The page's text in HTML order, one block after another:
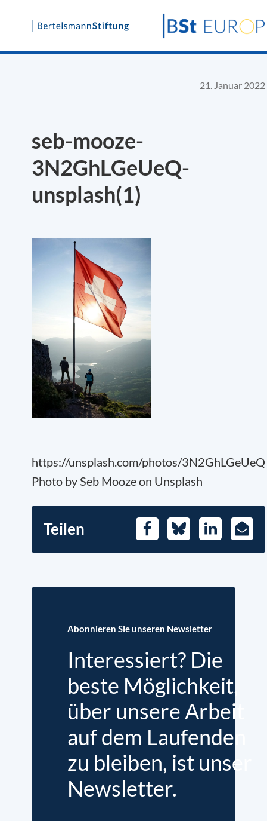
Skip
21. Januar 2022
seb-mooze-
3N2GhLGeUeQ-
unsplash(1)
https://unsplash.com/photos/3N2GhLGeUeQ
Photo by Seb Mooze on Unsplash
Teilen FacebookBlueskyLinkedIn
E-
Mail
Abonnieren Sie unseren Newsletter
Interessiert? Die
beste Möglichkeit,
über unsere Arbeit
auf dem Laufenden
zu bleiben, ist unser
Newsletter.